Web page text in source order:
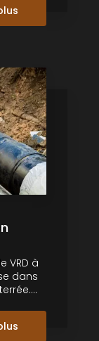
VRD à
dans